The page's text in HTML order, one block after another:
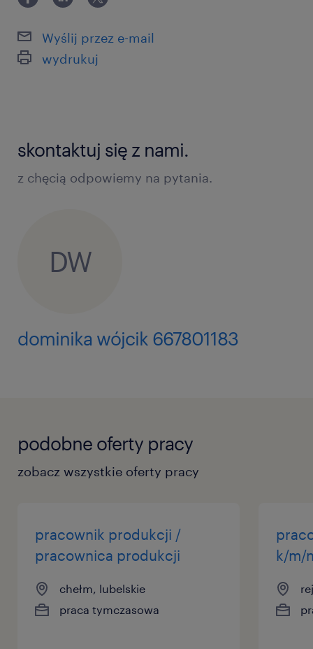
Wyślij przez e-mail
wydrukuj
skontaktuj się z nami.
z chęcią odpowiemy na pytania.
DW
dominika wójcik 667801183
podobne oferty pracy
zobacz wszystkie oferty pracy
pracownik produkcji /
pracownica produkcji
chełm, lubelskie
praca tymczasowa
k/m/